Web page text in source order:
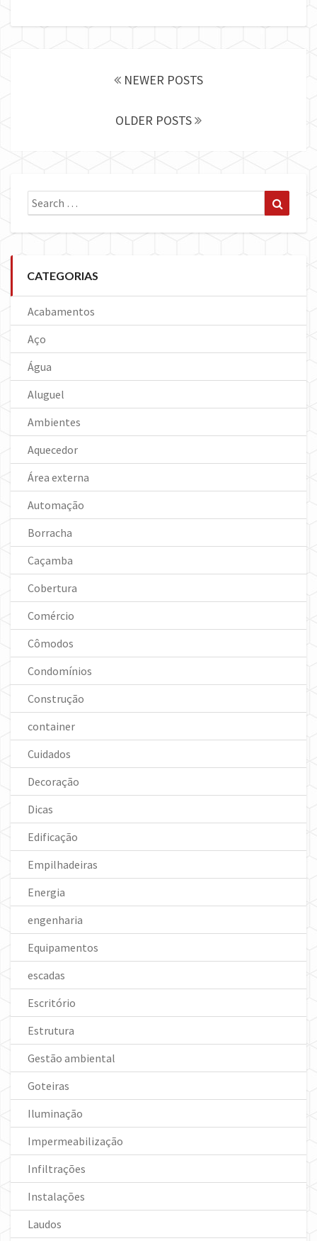
NEWER POSTS
OLDER POSTS
Search
for:
CATEGORIAS
Acabamentos
Aço
Água
Aluguel
Ambientes
Aquecedor
Área externa
Automação
Borracha
Caçamba
Cobertura
Comércio
Cômodos
Condomínios
Construção
container
Cuidados
Decoração
Dicas
Edificação
Empilhadeiras
Energia
engenharia
Equipamentos
escadas
Escritório
Estrutura
Gestão ambiental
Goteiras
Iluminação
Impermeabilização
Infiltrações
Instalações
Laudos